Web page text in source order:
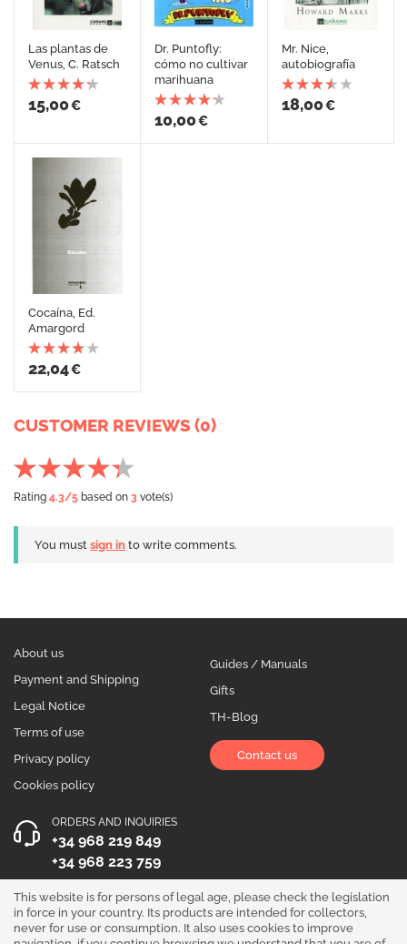
Las plantas de
Venus, C. Ratsch
15,00€
Dr. Puntofly:
cómo no cultivar
marihuana
10,00€
Mr. Nice,
autobiografía
18,00€
Cocaína, Ed.
Amargord
22,04€
CUSTOMER REVIEWS (0)
Rating 4.3/5 based on 3 vote(s)
You must sign in to write comments.
About us
Payment and Shipping
Legal Notice
Terms of use
Privacy policy
Cookies policy
Guides / Manuals
Gifts
TH-Blog
Contact us
ORDERS AND INQUIRIES
+34 968 219 849
+34 968 223 759
OPENING HOURS
Monday to Friday 10:00 - 19:00
This website is for persons of legal age, please check the legislation
in force in your country. Its products are intended for collectors,
never for use or consumption. It also uses cookies to improve